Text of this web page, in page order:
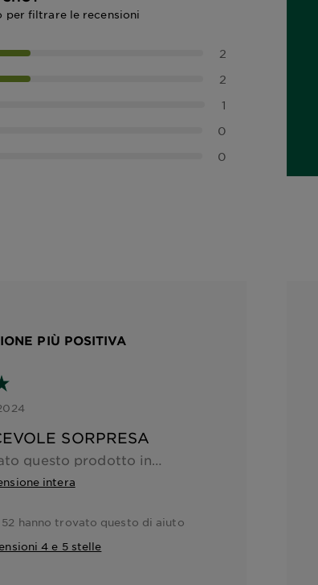
per filtrare le recensioni
2
2
1
0
0
PIÙ POSITIVA
SORPRESA
Ho acquistato questo prodotto incuriosita dalla confezione con non tante aspettative ,avendo i capelli doppi e una ricrescita difficile da coprire . Invece , il colore mi è piaciuto in quanto facilissimo da applicare e pratico in soli 10 minuti . Capelli bianchi coperti totalmente e molto lucenti . La prossima applicazione la farò un tono più chiaro del castano chiaro .. e ne comprerò uno in più per coprire intera chioma , ma davvero lo consiglio soprattutto a chi ha poco tempo come me !
intera
52 hanno trovato questo di aiuto
4 e 5 stelle